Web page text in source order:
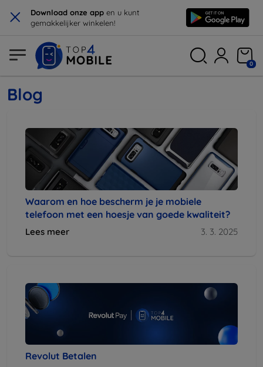
× Download onze app en u kunt
gemakkelijker winkelen!
0
Blog
Waarom en hoe bescherm je je mobiele
telefoon met een hoesje van goede kwaliteit?
Lees meer 3. 3. 2025
Revolut Betalen